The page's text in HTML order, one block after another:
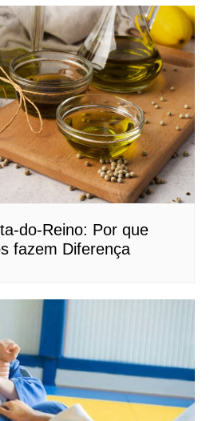
do-Reino: Por que
fazem Diferença